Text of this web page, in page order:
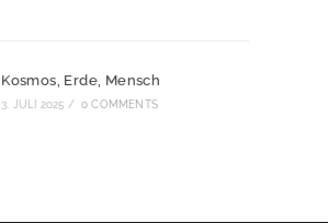
Kosmos, Erde, Mensch
3. JULI 2025 / 0 COMMENTS